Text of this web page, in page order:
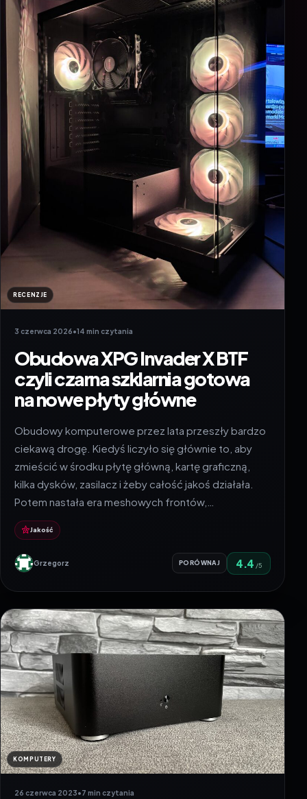
RECENZJE
3 czerwca 2026•14 min czytania
Obudowa XPG Invader X BTF
czyli czarna szklarnia gotowa
na nowe płyty główne
Obudowy komputerowe przez lata przeszły bardzo
ciekawą drogę. Kiedyś liczyło się głównie to, aby
zmieścić w środku płytę główną, kartę graficzną,
kilka dysków, zasilacz i żeby całość jakoś działała.
Potem nastała era meshowych frontów,…
Jakość
Grzegorz PORÓWNAJ 4.4 /5
KOMPUTERY
26 czerwca 2023•7 min czytania